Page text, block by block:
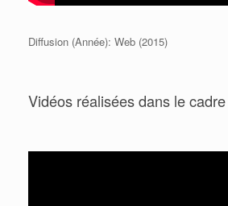
Diffusion (Année): Web (2015)
Vidéos réalisées dans le